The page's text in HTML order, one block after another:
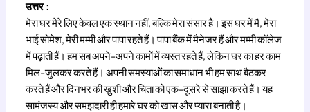
उत्तर :
मेरा घर मेरे लिए केवल एक स्थान नहीं, बल्कि मेरा संसार है। इस घर में मैं, मेरा
भाई सोमेश, मेरी मम्मी और पापा रहते हैं। पापा बैंक में मैनेजर हैं और मम्मी कॉलेज
में पढ़ाती हैं। हम सब अपने-अपने कामों में व्यस्त रहते हैं, लेकिन घर का हर काम
मिल-जुलकर करते हैं। अपनी समस्याओं का समाधान भी हम साथ बैठकर
करते हैं और दिनभर की खुशी और चिंता को एक-दूसरे से साझा करते हैं। यह
सामंजस्य और समझदारी ही हमारे घर को खास और प्यारा बनाती है।